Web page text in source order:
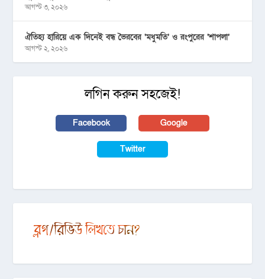
আগস্ট ৩, ২০২৬
ঐতিহ্য হারিয়ে এক দিনেই বন্ধ ভৈরবের ‘মধুমতি’ ও রংপুরের ‘শাপলা’
আগস্ট ২, ২০২৬
লগিন করুন সহজেই!
Facebook Google
Twitter